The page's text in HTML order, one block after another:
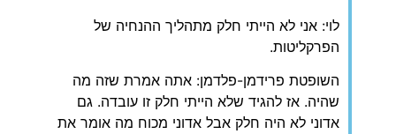
לוי: אני לא הייתי חלק מתהליך ההנחיה של
הפרקליטות.
השופטת פרידמן-פלדמן: אתה אמרת שזה מה
שהיה. אז להגיד שלא הייתי חלק זו עובדה. גם
אדוני לא היה חלק אבל אדוני מכוח מה אומר את